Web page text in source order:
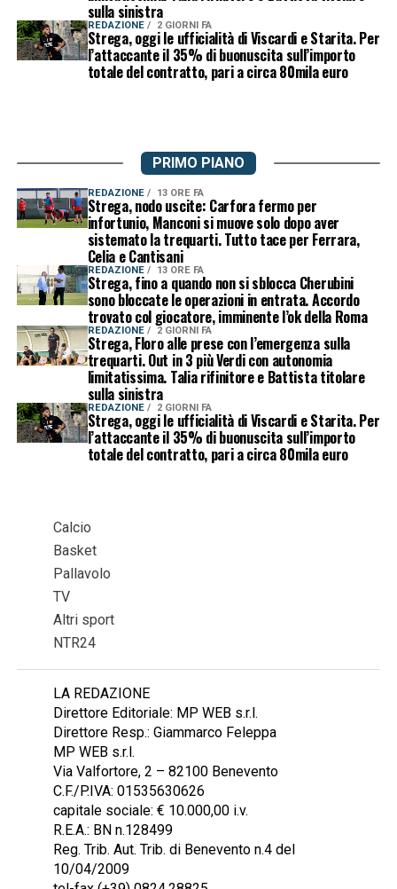
sulla sinistra
REDAZIONE 2 GIORNI FA
Strega, oggi le ufficialità di Viscardi e Starita. Per
l’attaccante il 35% di buonuscita sull’importo
totale del contratto, pari a circa 80mila euro
PRIMO PIANO
REDAZIONE 13 ORE FA
Strega, nodo uscite: Carfora fermo per
infortunio, Manconi si muove solo dopo aver
sistemato la trequarti. Tutto tace per Ferrara,
Celia e Cantisani
REDAZIONE 13 ORE FA
Strega, fino a quando non si sblocca Cherubini
sono bloccate le operazioni in entrata. Accordo
trovato col giocatore, imminente l’ok della Roma
REDAZIONE 2 GIORNI FA
Strega, Floro alle prese con l’emergenza sulla
trequarti. Out in 3 più Verdi con autonomia
limitatissima. Talia rifinitore e Battista titolare
sulla sinistra
REDAZIONE 2 GIORNI FA
Strega, oggi le ufficialità di Viscardi e Starita. Per
l’attaccante il 35% di buonuscita sull’importo
totale del contratto, pari a circa 80mila euro
Calcio
Basket
Pallavolo
TV
Altri sport
NTR24
LA REDAZIONE
Direttore Editoriale: MP WEB s.r.l.
Direttore Resp.: Giammarco Feleppa
MP WEB s.r.l.
Via Valfortore, 2 – 82100 Benevento
C.F./P.IVA: 01535630626
capitale sociale: € 10.000,00 i.v.
R.E.A.: BN n.128499
Reg. Trib. Aut. Trib. di Benevento n.4 del
10/04/2009